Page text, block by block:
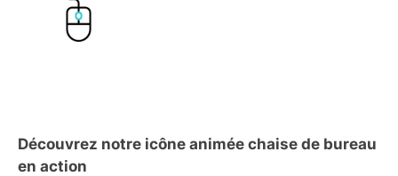
Découvrez notre icône animée chaise de bureau
en action